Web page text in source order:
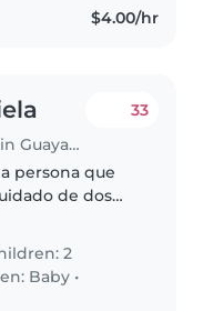
$4.00/hr
Babysitting job in Guayaquil
33
persona que
de dos
2
Baby •